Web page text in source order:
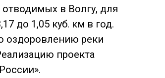
отводимых в Волгу, для
до 1,05 куб. км в год.
оздоровлению реки
проекта